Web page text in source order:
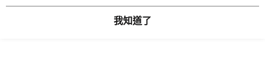
我知道了